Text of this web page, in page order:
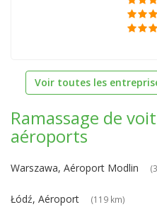
Voir toutes les
Ramassage de
aéroports
Warszawa, Aéroport Modlin
Łódź, Aéroport (119 km)